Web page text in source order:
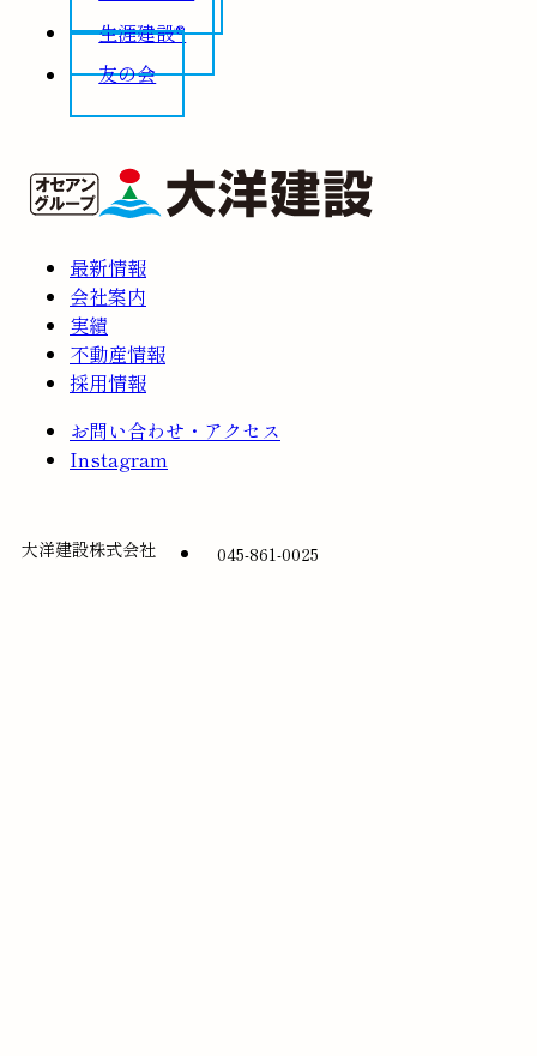
生涯建設®
友の会
最新情報
会社案内
実績
不動産情報
採用情報
お問い合わせ・アクセス
Instagram
大洋建設株式会社 045-861-0025